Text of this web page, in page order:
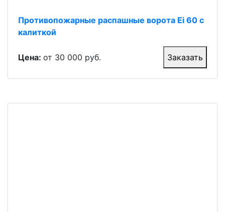
Противопожарные распашные ворота Ei 60 с
калиткой
Цена: от 30 000 руб. Заказать